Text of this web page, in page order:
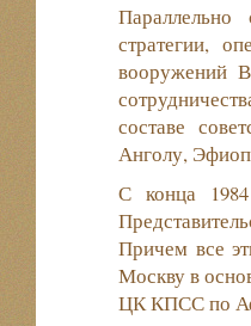
Параллельно
стратегии,
вооружений
составе
Анголу,
С конца
Причем все
Москву в
ЦК КПСС по